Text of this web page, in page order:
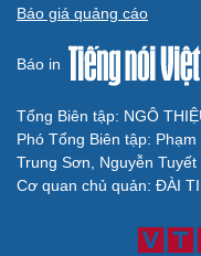
Báo giá quảng cáo
Báo in
Tổng Biên tập: NGÔ
Phó Tổng Biên tập:
Trung Sơn, Nguyễn Tuyết
Cơ quan chủ quản: ĐÀI